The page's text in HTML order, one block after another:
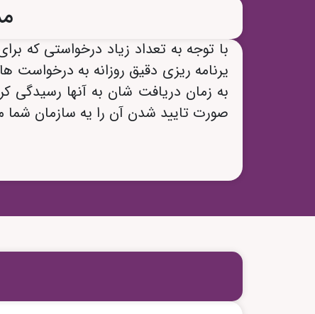
با توجه به تعداد زیاد درخواستی
یرنامه ریزی دقیق روزانه به درخواست
به زمان دریافت شان به آنها رسیدگی
صورت تایید شدن آن را یه سازمان شما